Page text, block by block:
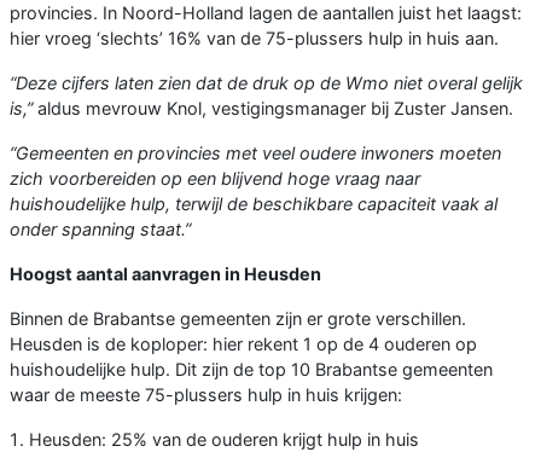
provincies. In Noord-Holland lagen de aantallen juist het laagst:
hier vroeg ‘slechts’ 16% van de 75-plussers hulp in huis aan.
“Deze cijfers laten zien dat de druk op de Wmo niet overal gelijk
is,”aldus mevrouw Knol, vestigingsmanager bij Zuster Jansen.
“Gemeenten en provincies met veel oudere inwoners moeten
zich voorbereiden op een blijvend hoge vraag naar
huishoudelijke hulp, terwijl de beschikbare capaciteit vaak al
onder spanning staat.”
Hoogst aantal aanvragen in Heusden
Binnen de Brabantse gemeenten zijn er grote verschillen.
Heusden is de koploper: hier rekent 1 op de 4 ouderen op
huishoudelijke hulp. Dit zijn de top 10 Brabantse gemeenten
waar de meeste 75-plussers hulp in huis krijgen:
Heusden: 25% van de ouderen krijgt hulp in huis